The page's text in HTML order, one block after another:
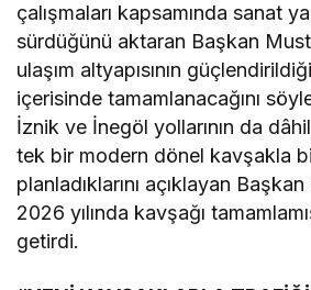
çalışmaları kapsamında sanat
sürdüğünü aktaran Başkan
ulaşım altyapısının
içerisinde tamamlanacağını
İznik ve İnegöl yollarının da
tek bir modern dönel kavşakla
planladıklarını açıklayan
2026 yılında kavşağı
getirdi.